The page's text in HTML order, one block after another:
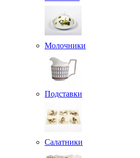
Молочники
Подставки
Салатники